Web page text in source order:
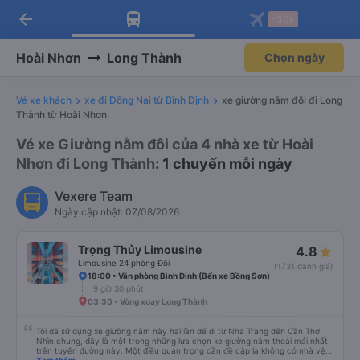
Tải app Vexere ngay!
Nhận ưu đãi thành viên độc
Mở app
Tải app Vexere
-30k/ghế khi đặt vé máy bay qua
Mở app
arrow_back
Hoài Nhơn Long Thành Chọn ngày
Vé xe khách xe đi Đồng Nai từ Bình Định
xe giường nằm đôi đi Long
Thành từ Hoài Nhơn
Vé xe Giường nằm đôi của 4 nhà xe từ Hoài
Nhơn đi Long Thành: 1 chuyến mỗi ngày
Vexere Team
Ngày cập nhật: 07/08/2026
Trọng Thủy Limousine
Limousine 24 phòng Đôi
4.8
(1731 đánh giá)
18:00 • Văn phòng Bình Định (Bến xe Bồng Sơn)
9 giờ 30 phút
03:30 • Vòng xoay Long Thành
Tôi đã sử dụng xe giường nằm này hai lần để đi từ Nha Trang đến Cần Thơ.
Nhìn chung, đây là một trong những lựa chọn xe giường nằm thoải mái nhất
trên tuyến đường này. Một điều quan trọng cần đề cập là không có nhà vệ